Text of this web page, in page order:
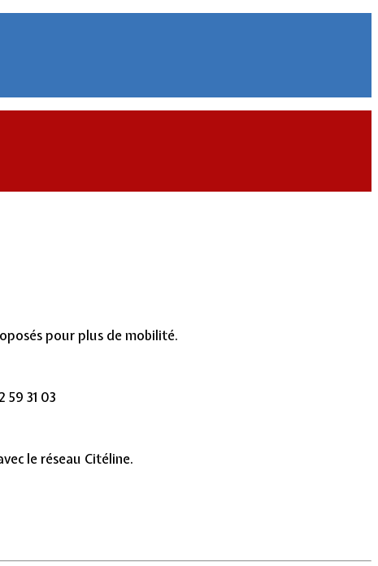
pour plus de mobilité.
31 03
le réseau Citéline.